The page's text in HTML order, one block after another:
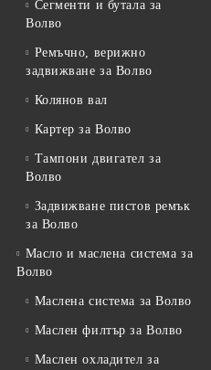
Сегменти и бутала за
Волво
Ремъчно, верижно
задвижване за Волво
Колянов вал
Картер за Волво
Тампони двигател за
Волво
Задвижване пистов ремък
за Волво
Масло и маслена система за
Волво
Маслена система за Волво
Маслен филтър за Волво
Маслен охладител за